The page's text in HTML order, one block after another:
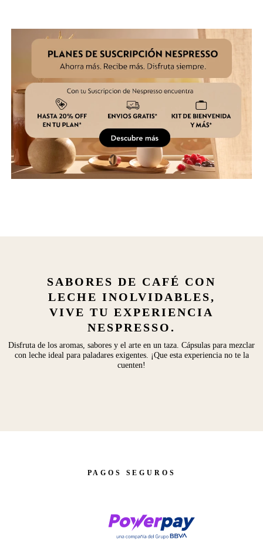
SABORES DE CAFÉ CON
LECHE INOLVIDABLES,
VIVE TU EXPERIENCIA
NESPRESSO.
Disfruta de los aromas, sabores y el arte en un taza. Cápsulas para mezclar
con leche ideal para paladares exigentes. ¡Que esta experiencia no te la
cuenten!
PAGOS SEGUROS